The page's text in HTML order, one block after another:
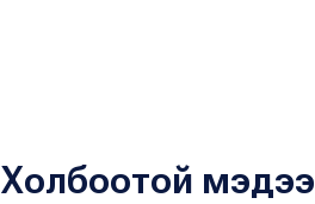
Холбоотой мэдээ